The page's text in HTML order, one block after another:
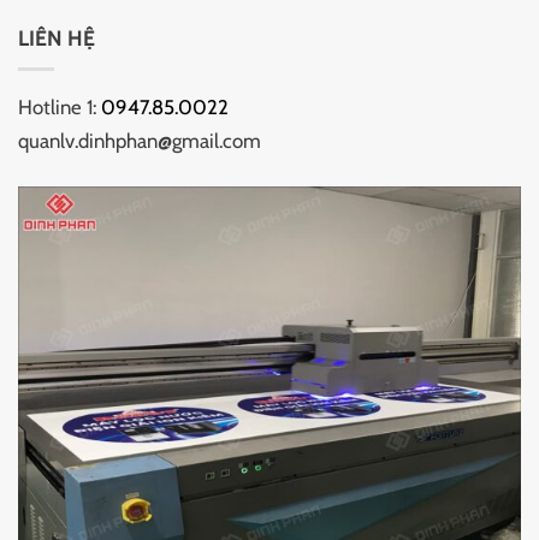
LIÊN HỆ
Hotline 1: 0947.85.0022
quanlv.dinhphan@gmail.com